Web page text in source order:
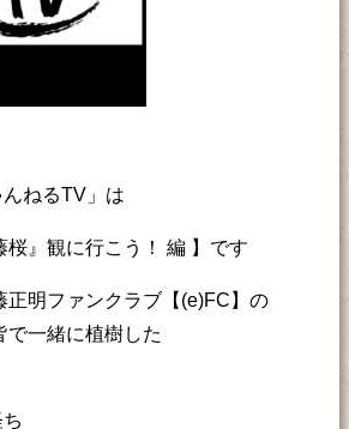
ねるTV」は
桜』観に行こう！ 編 】です
正明ファンクラブ【(e)FC】の
で一緒に植樹した